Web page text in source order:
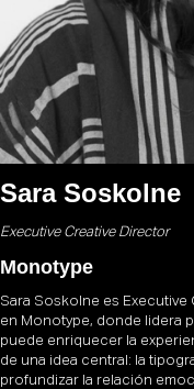
Sara Soskolne
Executive Creative Director
Monotype
Sara Soskolne es
en Monotype, donde lidera
puede enriquecer la
de una idea central: la
profundizar la relación